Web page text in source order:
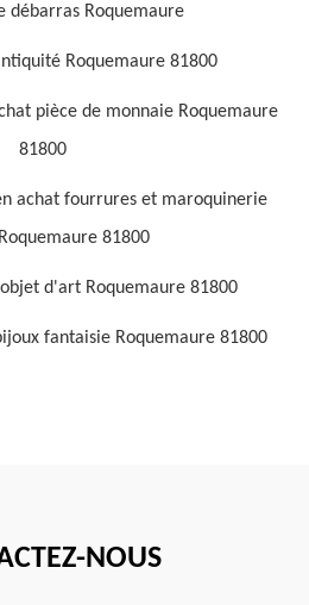
débarras Roquemaure
Roquemaure 81800
pièce de monnaie Roquemaure
81800
achat fourrures et maroquinerie
81800
d'art Roquemaure 81800
fantaisie Roquemaure 81800
NOUS